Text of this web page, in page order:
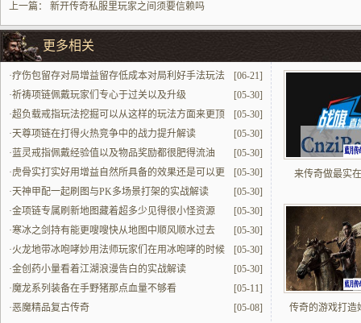
上一篇： 新开传奇私服里玩家之间须要信赖吗
更多相关
[06-21]
·疗伤包留存对局增益留存低成本对局利好手法玩法
[05-30]
·祈祷项链佩戴玩家们专心于过关以及升级
[05-30]
·超负载戒指玩法挖掘可以从这样的玩法方面来更顶
的打出来所具有的效果
[05-30]
·天尊项链在打得火热竞争中的战力提升解读
[05-30]
·蓝灵戒指佩戴经验值以及物品奖励都很肥得流油
[05-30]
·虎骨实打实好用增益自然所具备的效果还是可以更
顶让人们去玩的
[05-30]
·天神甲配一起刷图与PK多场景打架的实战解读
[05-30]
·金项链专属刷新地图藏着超多少见得很小怪资源
[05-30]
·寒冰之剑持有能更嗖嗖快从地图中顺风顺水过去
[05-30]
·火龙地带冰咆哮妙用法师玩家们在用冰咆哮的时候
效果更佳
[05-30]
·金创药小量看着江湖浪漫告白的实战解读
[05-11]
·魔龙系列装备在手野猪那点血量不够看
[05-08]
·恶魔精品复古传奇
来传奇做最实
传奇的游戏打造